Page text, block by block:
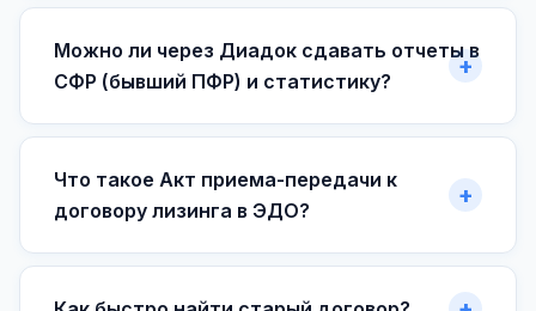
Можно ли через Диадок сдавать отчеты в
СФР (бывший ПФР) и статистику?
Что такое Акт приема-передачи к
договору лизинга в ЭДО?